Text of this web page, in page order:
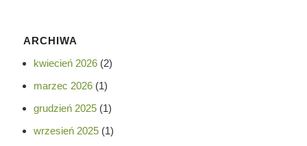
ARCHIWA
kwiecień 2026(2)
marzec 2026(1)
grudzień 2025(1)
wrzesień 2025(1)